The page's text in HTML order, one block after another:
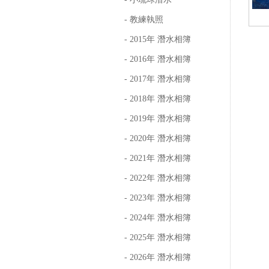
- 教練執照
- 2015年 潛水相簿
- 2016年 潛水相簿
- 2017年 潛水相簿
- 2018年 潛水相簿
- 2019年 潛水相簿
- 2020年 潛水相簿
- 2021年 潛水相簿
- 2022年 潛水相簿
- 2023年 潛水相簿
- 2024年 潛水相簿
- 2025年 潛水相簿
- 2026年 潛水相簿